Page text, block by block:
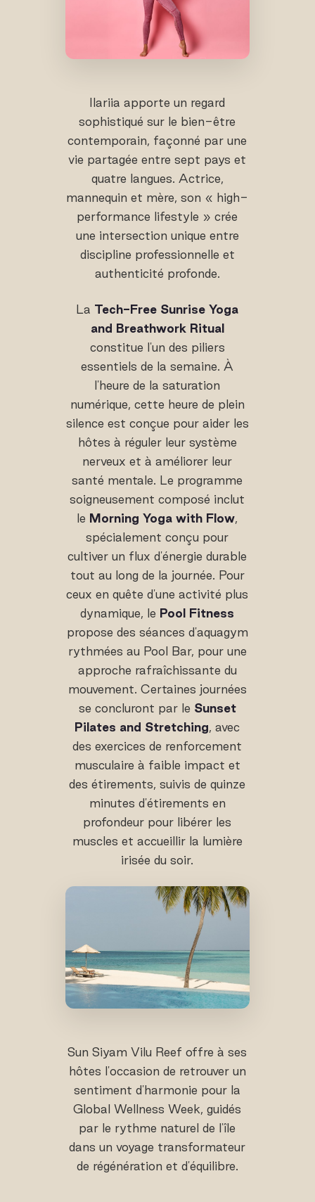
Ilariia apporte un regard
sophistiqué sur le bien-être
contemporain, façonné par une
vie partagée entre sept pays et
quatre langues. Actrice,
mannequin et mère, son « high-
performance lifestyle » crée
une intersection unique entre
discipline professionnelle et
authenticité profonde.
La Tech-Free Sunrise Yoga
and Breathwork Ritual
constitue l'un des piliers
essentiels de la semaine. À
l'heure de la saturation
numérique, cette heure de plein
silence est conçue pour aider les
hôtes à réguler leur système
nerveux et à améliorer leur
santé mentale. Le programme
soigneusement composé inclut
le Morning Yoga with Flow,
spécialement conçu pour
cultiver un flux d'énergie durable
tout au long de la journée. Pour
ceux en quête d'une activité plus
dynamique, le Pool Fitness
propose des séances d'aquagym
rythmées au Pool Bar, pour une
approche rafraîchissante du
mouvement. Certaines journées
se concluront par le Sunset
Pilates and Stretching, avec
des exercices de renforcement
musculaire à faible impact et
des étirements, suivis de quinze
minutes d'étirements en
profondeur pour libérer les
muscles et accueillir la lumière
irisée du soir.
Sun Siyam Vilu Reef offre à ses
hôtes l'occasion de retrouver un
sentiment d'harmonie pour la
Global Wellness Week, guidés
par le rythme naturel de l'île
dans un voyage transformateur
de régénération et d'équilibre.